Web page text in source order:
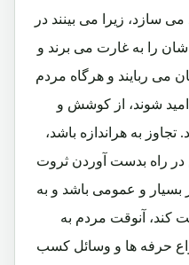
سازد، زیرا می بینند در
را به غارت می برند و
می ربایند و هرگاه مردم
امید شوند، از کوشش و
به هراندازه باشد،
راه بدست آوردن ثروت
بسیار و عمومی باشد و به
آنوقت مردم به
حرفه ها و وسائل کسب